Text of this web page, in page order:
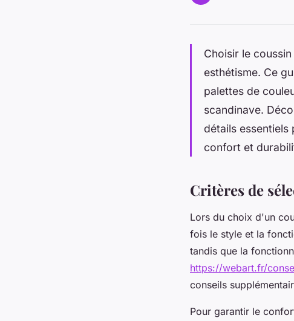
Choisir le
esthétisme. Ce
palettes de
scandinave.
détails essentiels
confort et
Critères de
Lors du choix d'un
fois le style et la
tandis que la
https://webart.fr/
conseils
Pour garantir le